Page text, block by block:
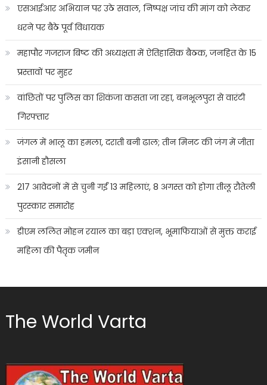
एसआईआर अभियान पर उठे सवाल, निष्पक्ष जांच की मांग को लेकर
धरने पर बैठे पूर्व विधायक
महापौर गजराज बिष्ट की अध्यक्षता में ऐतिहासिक बैठक, जनहित के 15
प्रस्तावों पर मुहर
वांछितों पर पुलिस का शिकंजा कसता जा रहा, बनभूलपुरा से वारंटी
गिरफ्तार
जंगल में भालू का हमला, दराती बनी ढाल; तीन मिनट की जंग में जीता
इंसानी हौसला
217 आवेदनों में से चुनी गईं 13 महिलाएं, 8 अगस्त को होगा तीलू रौतेली
पुरस्कार समारोह
डीएम ललित मोहन रयाल का बड़ा एक्शन, भूमाफियाओं से मुक्त कराई
महिला की पैतृक जमीन
The World Varta